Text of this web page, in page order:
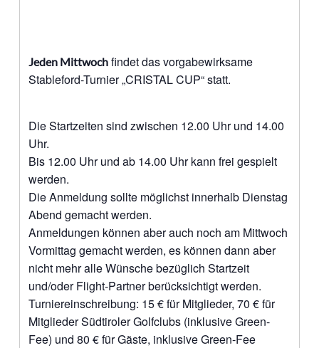
Jeden Mittwochfindet das vorgabewirksame
Stableford-Turnier „CRISTAL CUP“ statt.
Die Startzeiten sind zwischen 12.00 Uhr und 14.00
Uhr.
Bis 12.00 Uhr und ab 14.00 Uhr kann frei gespielt
werden.
Die Anmeldung sollte möglichst innerhalb Dienstag
Abend gemacht werden.
Anmeldungen können aber auch noch am Mittwoch
Vormittag gemacht werden, es können dann aber
nicht mehr alle Wünsche bezüglich Startzeit
und/oder Flight-Partner berücksichtigt werden.
Turniereinschreibung: 15 € für Mitglieder, 70 € für
Mitglieder Südtiroler Golfclubs (inklusive Green-
Fee) und 80 € für Gäste, inklusive Green-Fee